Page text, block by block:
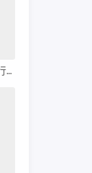
广州复刻包攻略(广州的复刻包质量行不行呀)